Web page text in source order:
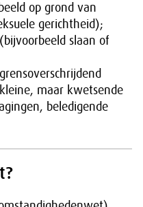
op grond van
gerichtheid);
slaan of
maar kwetsende
beledigende